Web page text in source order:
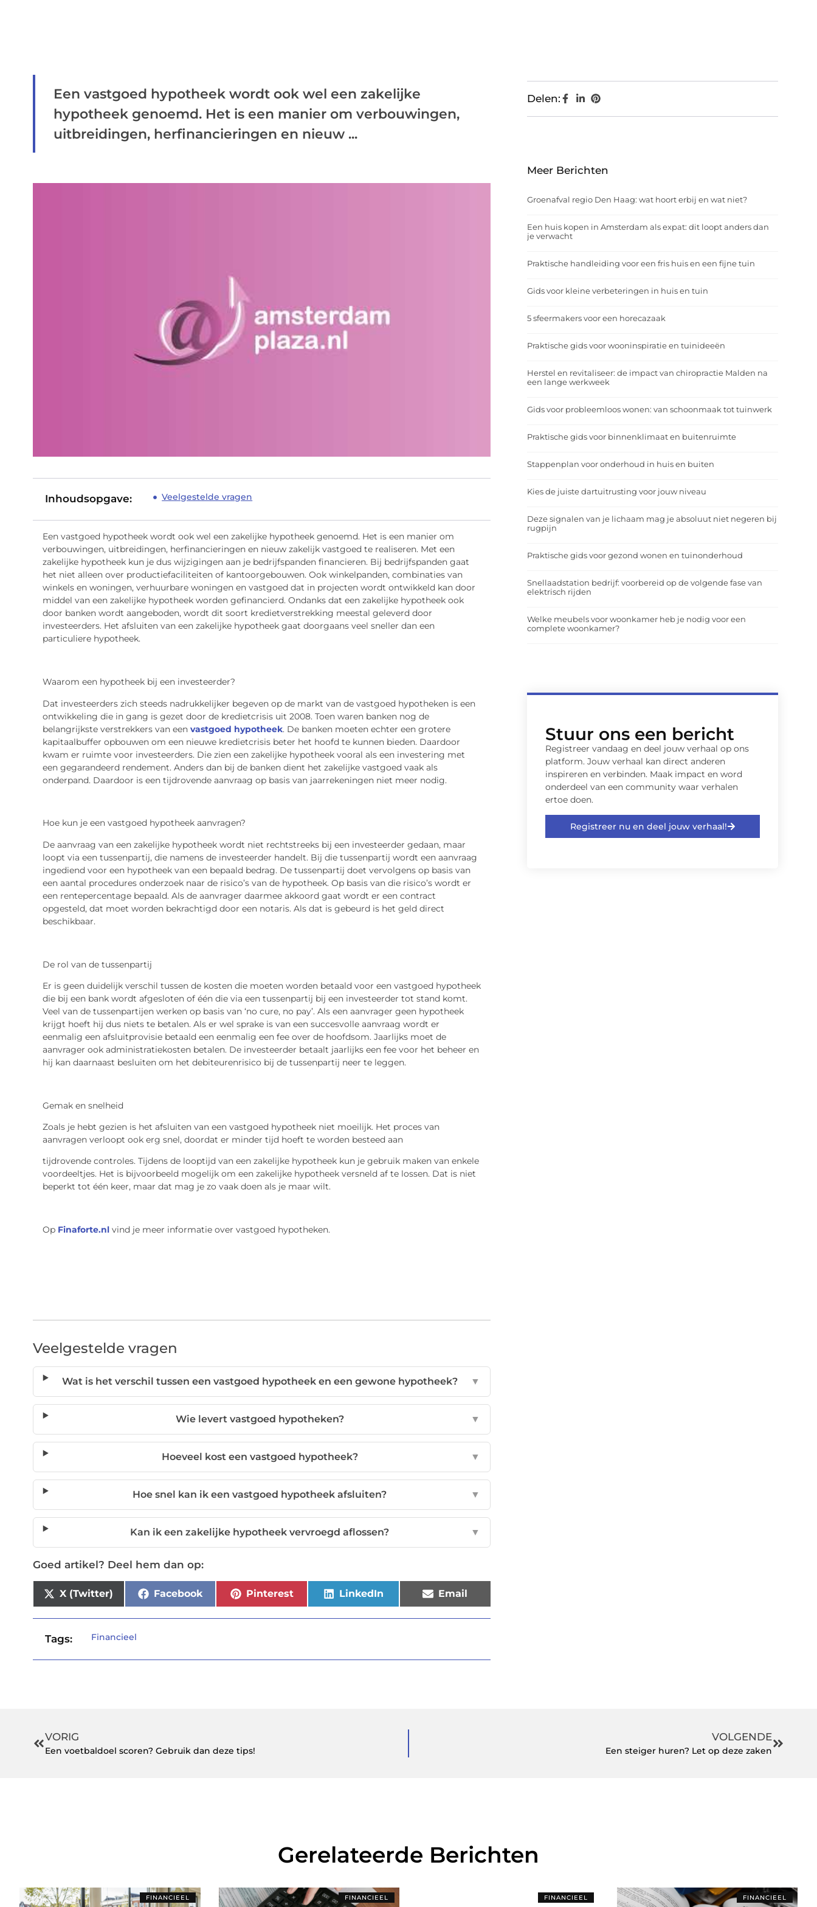
Een vastgoed hypotheek wordt ook wel een zakelijke
hypotheek genoemd. Het is een manier om verbouwingen,
uitbreidingen, herfinancieringen en nieuw ...
Inhoudsopgave: Veelgestelde vragen
Een vastgoed hypotheek wordt ook wel een zakelijke hypotheek genoemd. Het is een manier om
verbouwingen, uitbreidingen, herfinancieringen en nieuw zakelijk vastgoed te realiseren. Met een
zakelijke hypotheek kun je dus wijzigingen aan je bedrijfspanden financieren. Bij bedrijfspanden gaat
het niet alleen over productiefaciliteiten of kantoorgebouwen. Ook winkelpanden, combinaties van
winkels en woningen, verhuurbare woningen en vastgoed dat in projecten wordt ontwikkeld kan door
middel van een zakelijke hypotheek worden gefinancierd. Ondanks dat een zakelijke hypotheek ook
door banken wordt aangeboden, wordt dit soort kredietverstrekking meestal geleverd door
investeerders. Het afsluiten van een zakelijke hypotheek gaat doorgaans veel sneller dan een
particuliere hypotheek.
Waarom een hypotheek bij een investeerder?
Dat investeerders zich steeds nadrukkelijker begeven op de markt van de vastgoed hypotheken is een
ontwikkeling die in gang is gezet door de kredietcrisis uit 2008. Toen waren banken nog de
belangrijkste verstrekkers van een vastgoed hypotheek. De banken moeten echter een grotere
kapitaalbuffer opbouwen om een nieuwe kredietcrisis beter het hoofd te kunnen bieden. Daardoor
kwam er ruimte voor investeerders. Die zien een zakelijke hypotheek vooral als een investering met
een gegarandeerd rendement. Anders dan bij de banken dient het zakelijke vastgoed vaak als
onderpand. Daardoor is een tijdrovende aanvraag op basis van jaarrekeningen niet meer nodig.
Hoe kun je een vastgoed hypotheek aanvragen?
De aanvraag van een zakelijke hypotheek wordt niet rechtstreeks bij een investeerder gedaan, maar
loopt via een tussenpartij, die namens de investeerder handelt. Bij die tussenpartij wordt een aanvraag
ingediend voor een hypotheek van een bepaald bedrag. De tussenpartij doet vervolgens op basis van
een aantal procedures onderzoek naar de risico’s van de hypotheek. Op basis van die risico’s wordt er
een rentepercentage bepaald. Als de aanvrager daarmee akkoord gaat wordt er een contract
opgesteld, dat moet worden bekrachtigd door een notaris. Als dat is gebeurd is het geld direct
beschikbaar.
De rol van de tussenpartij
Er is geen duidelijk verschil tussen de kosten die moeten worden betaald voor een vastgoed hypotheek
die bij een bank wordt afgesloten of één die via een tussenpartij bij een investeerder tot stand komt.
Veel van de tussenpartijen werken op basis van ‘no cure, no pay’. Als een aanvrager geen hypotheek
krijgt hoeft hij dus niets te betalen. Als er wel sprake is van een succesvolle aanvraag wordt er
eenmalig een afsluitprovisie betaald een eenmalig een fee over de hoofdsom. Jaarlijks moet de
aanvrager ook administratiekosten betalen. De investeerder betaalt jaarlijks een fee voor het beheer en
hij kan daarnaast besluiten om het debiteurenrisico bij de tussenpartij neer te leggen.
Gemak en snelheid
Zoals je hebt gezien is het afsluiten van een vastgoed hypotheek niet moeilijk. Het proces van
aanvragen verloopt ook erg snel, doordat er minder tijd hoeft te worden besteed aan
tijdrovende controles. Tijdens de looptijd van een zakelijke hypotheek kun je gebruik maken van enkele
voordeeltjes. Het is bijvoorbeeld mogelijk om een zakelijke hypotheek versneld af te lossen. Dat is niet
beperkt tot één keer, maar dat mag je zo vaak doen als je maar wilt.
Op Finaforte.nlvind je meer informatie over vastgoed hypotheken.
Veelgestelde vragen
Wat is het verschil tussen een vastgoed hypotheek en een gewone hypotheek? ▼
Wie levert vastgoed hypotheken? ▼
Hoeveel kost een vastgoed hypotheek? ▼
Hoe snel kan ik een vastgoed hypotheek afsluiten? ▼
Kan ik een zakelijke hypotheek vervroegd aflossen? ▼
Goed artikel? Deel hem dan op:
X (Twitter) Facebook Pinterest LinkedIn Email
Tags: Financieel
Delen:
Meer Berichten
Groenafval regio Den Haag: wat hoort erbij en wat niet?
Een huis kopen in Amsterdam als expat: dit loopt anders dan
je verwacht
Praktische handleiding voor een fris huis en een fijne tuin
Gids voor kleine verbeteringen in huis en tuin
5 sfeermakers voor een horecazaak
Praktische gids voor wooninspiratie en tuinideeën
Herstel en revitaliseer: de impact van chiropractie Malden na
een lange werkweek
Gids voor probleemloos wonen: van schoonmaak tot tuinwerk
Praktische gids voor binnenklimaat en buitenruimte
Stappenplan voor onderhoud in huis en buiten
Kies de juiste dartuitrusting voor jouw niveau
Deze signalen van je lichaam mag je absoluut niet negeren bij
rugpijn
Praktische gids voor gezond wonen en tuinonderhoud
Snellaadstation bedrijf: voorbereid op de volgende fase van
elektrisch rijden
Welke meubels voor woonkamer heb je nodig voor een
complete woonkamer?
Stuur ons een bericht
Registreer vandaag en deel jouw verhaal op ons
platform. Jouw verhaal kan direct anderen
inspireren en verbinden. Maak impact en word
onderdeel van een community waar verhalen
ertoe doen.
Registreer nu en deel jouw verhaal!
VORIG
Een voetbaldoel scoren? Gebruik dan deze tips!
VOLGENDE
Een steiger huren? Let op deze zaken
Gerelateerde Berichten
FINANCIEEL FINANCIEEL FINANCIEEL FINANCIEEL